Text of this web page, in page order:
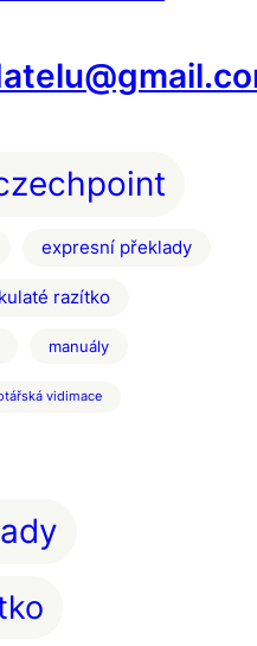
expresní překlady
kulaté razítko
manuály
vidimace